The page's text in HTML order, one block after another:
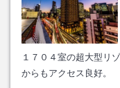
１７０４室の超大型リ
からもアクセス良好。